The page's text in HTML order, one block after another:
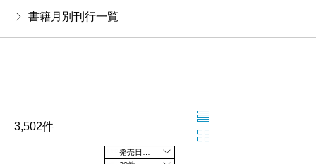
書籍月別刊行一覧
3,502件